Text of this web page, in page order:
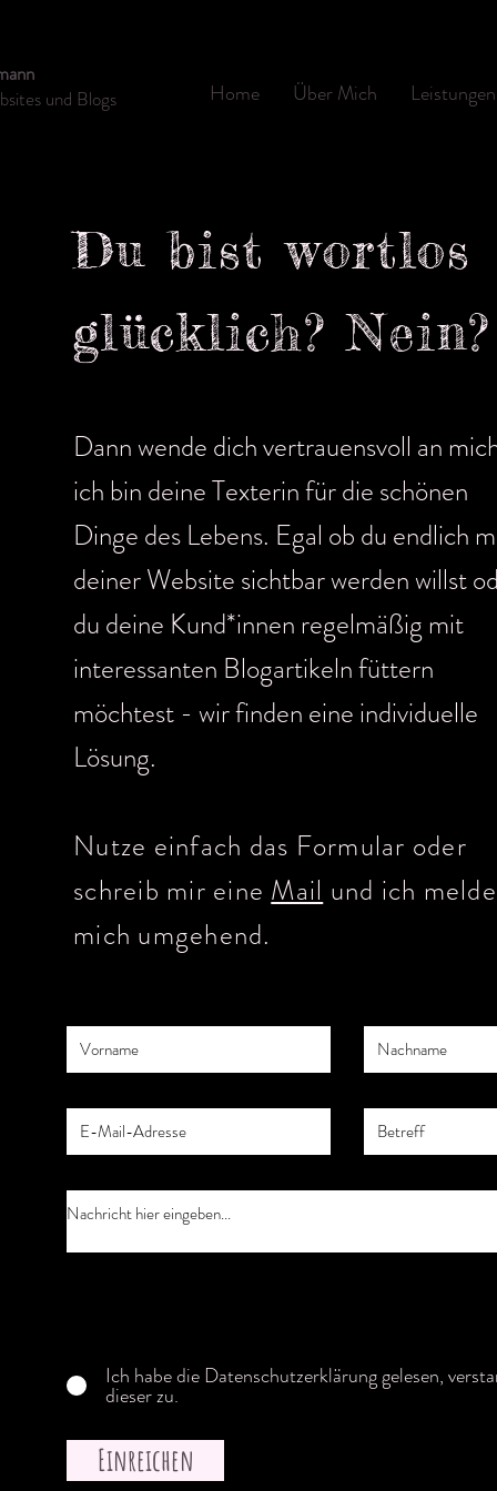
Home Über Mich
und Blogs
Du bist wortlos
glücklich? Nein?
Dann wende dich vertrauensvoll an
ich bin deine Texterin für die schönen
Dinge des Lebens. Egal ob du endlich
deiner Website sichtbar werden willst
du deine Kund*innen regelmäßig mit
interessanten Blogartikeln füttern
möchtest - wir finden eine individuelle
Lösung.
Nutze einfach das Formular oder
schreib mir eine Mail und ich melde
mich umgehend.
Ich habe die Datenschutzerklärung gelesen,
dieser zu.
Einreichen